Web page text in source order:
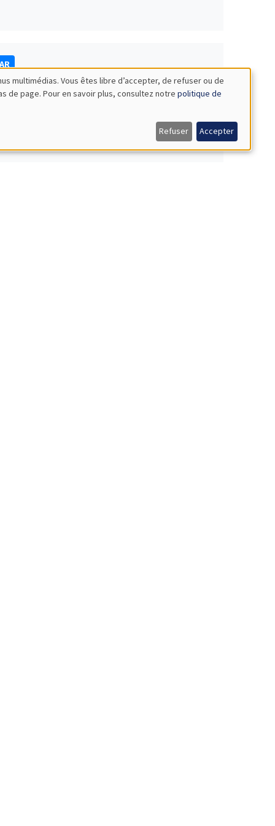
multimédias. Vous êtes libre d’accepter, de refuser ou de
de page. Pour en savoir plus, consultez notre politique de
Refuser Accepter